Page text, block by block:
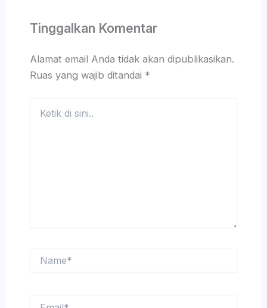
Tinggalkan Komentar
Alamat email Anda tidak akan dipublikasikan.
Ruas yang wajib ditandai *